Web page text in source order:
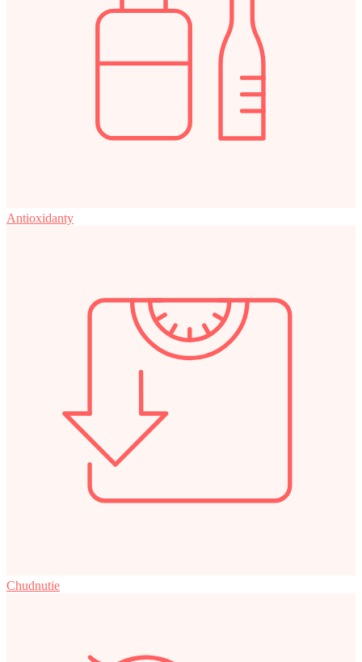
Antioxidanty
Chudnutie